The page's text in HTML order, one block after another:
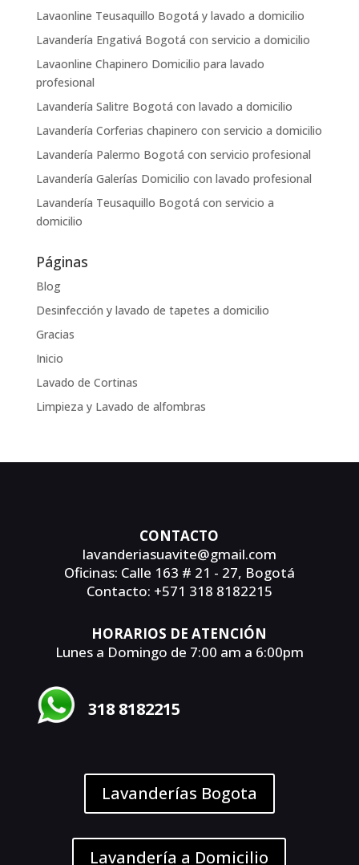
Lavaonline Teusaquillo Bogotá y lavado a domicilio
Lavandería Engativá Bogotá con servicio a domicilio
Lavaonline Chapinero Domicilio para lavado
profesional
Lavandería Salitre Bogotá con lavado a domicilio
Lavandería Corferias chapinero con servicio a domicilio
Lavandería Palermo Bogotá con servicio profesional
Lavandería Galerías Domicilio con lavado profesional
Lavandería Teusaquillo Bogotá con servicio a
domicilio
Páginas
Blog
Desinfección y lavado de tapetes a domicilio
Gracias
Inicio
Lavado de Cortinas
Limpieza y Lavado de alfombras
CONTACTO
lavanderiasuavite@gmail.com
Oficinas: Calle 163 # 21 - 27, Bogotá
Contacto: +571 318 8182215
HORARIOS DE ATENCIÓN
Lunes a Domingo de 7:00 am a 6:00pm
318 8182215
Lavanderías Bogota
Lavandería a Domicilio